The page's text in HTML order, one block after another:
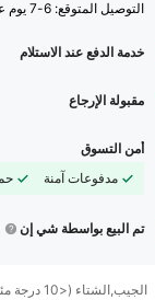
التوصيل المتوقع: 6-7 يوم عمل
خدمة الدفع عند الاستلام
مقبولة الإرجاع
أمن التسوق
مدفوعات آمنة
تم البيع بواسطة شي إن
الجيب,الشتاء (<10 درجة مئوية/50 درجة فهرنهايت),كفة ضيقة